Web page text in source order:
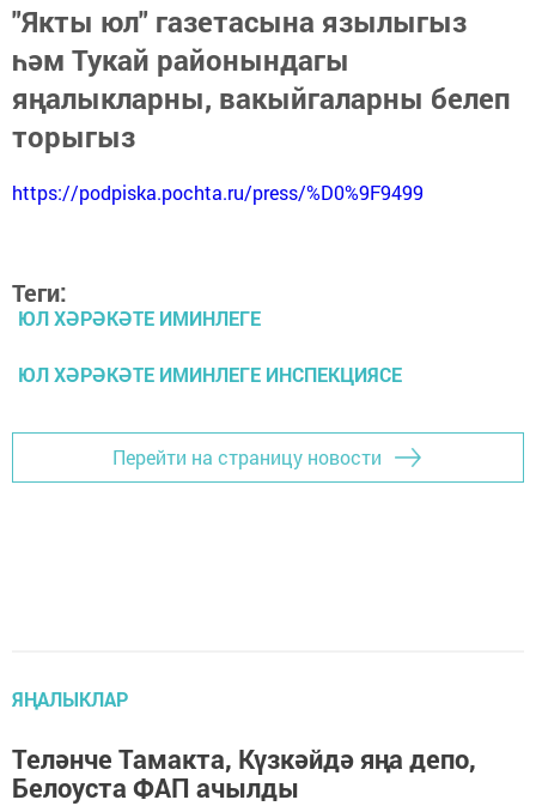
"Якты юл" газетасына язылыгыз
һәм Тукай районындагы
яңалыкларны, вакыйгаларны белеп
торыгыз
https://podpiska.pochta.ru/press/%D0%9F9499
Теги:
ЮЛ ХӘРӘКӘТЕ ИМИНЛЕГЕ
ЮЛ ХӘРӘКӘТЕ ИМИНЛЕГЕ ИНСПЕКЦИЯСЕ
Перейти на страницу новости
ЯҢАЛЫКЛАР
Теләнче Тамакта, Күзкәйдә яңа депо,
Белоуста ФАП ачылды